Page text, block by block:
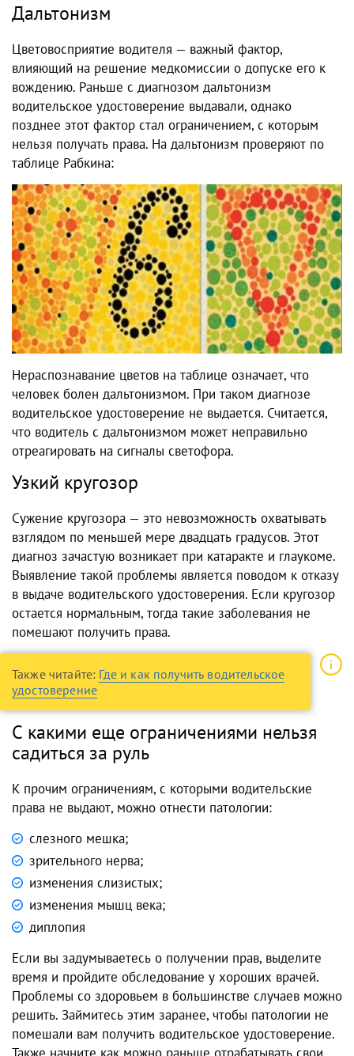
Дальтонизм
Цветовосприятие водителя — важный фактор,
влияющий на решение медкомиссии о допуске его к
вождению. Раньше с диагнозом дальтонизм
водительское удостоверение выдавали, однако
позднее этот фактор стал ограничением, с которым
нельзя получать права. На дальтонизм проверяют по
таблице Рабкина:
Нераспознавание цветов на таблице означает, что
человек болен дальтонизмом. При таком диагнозе
водительское удостоверение не выдается. Считается,
что водитель с дальтонизмом может неправильно
отреагировать на сигналы светофора.
Узкий кругозор
Сужение кругозора — это невозможность охватывать
взглядом по меньшей мере двадцать градусов. Этот
диагноз зачастую возникает при катаракте и глаукоме.
Выявление такой проблемы является поводом к отказу
в выдаче водительского удостоверения. Если кругозор
остается нормальным, тогда такие заболевания не
помешают получить права.
Также читайте: Где и как получить водительское
удостоверение
С какими еще ограничениями нельзя
садиться за руль
К прочим ограничениям, с которыми водительские
права не выдают, можно отнести патологии:
слезного мешка;
зрительного нерва;
изменения слизистых;
изменения мышц века;
диплопия
Если вы задумываетесь о получении прав, выделите
время и пройдите обследование у хороших врачей.
Проблемы со здоровьем в большинстве случаев можно
решить. Займитесь этим заранее, чтобы патологии не
помешали вам получить водительское удостоверение.